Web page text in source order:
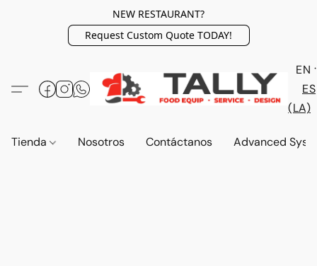
NEW RESTAURANT?
Request Custom Quote TODAY!
EN
ES
(LA)
Tienda Nosotros Contáctanos Advanced